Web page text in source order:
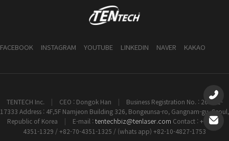
FACEBOOK INSTAGRAM YOUTUBE LINKEDIN NAVER KAKAO
TENTECH Inc. | CEO : Dongok Han |
Business Registration No. : 261-81-
17333 Address : 4F,5F Namjeon Building 326, Bongeunsa-ro, Gangnam-gu, Seoul,
Republic of Korea
| E-mail :tentechbiz@tenlaser.com Contact : +82-70-
4351-1329 / +82-70-4351-1325 / (whats app) +82-10-4827-1753